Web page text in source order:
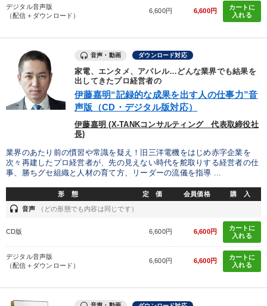
デジタル音声版
（配信＋ダウンロード）
6,600円 6,600円
カートに
入れる
音声・動画 ダウンロード対応
家電、エンタメ、アパレル…どんな業界でも結果を
出してきたプロ経営者の
伊藤嘉明“記録的な成果を出す人の仕事力”音
声版（CD・デジタル版対応）
伊藤嘉明 (X-TANKコンサルティング 代表取締役社
長)
業界のあたり前の慣習や常識を疑え！旧三洋電機をはじめ赤字企業を
次々再建したプロ経営者が、先の見えない時代を舵取りする経営者の仕
事、勝ちグセ組織と人材の育て方、リーダーの流儀を指導 ...
形 態 定 価 会員価格 購 入
headset 音声 （どの形態でも内容は同じです）
CD版 6,600円 6,600円
カートに
入れる
デジタル音声版
（配信＋ダウンロード）
6,600円 6,600円
カートに
入れる